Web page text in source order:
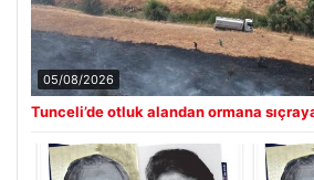
05/08/2026
Tunceli’de otluk alandan ormana